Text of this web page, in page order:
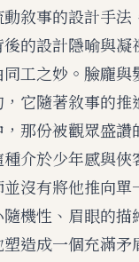
敘事的設計手法
的設計隱喻與凝
工之妙。臉龐與
它隨著敘事的推
那份被觀眾盛讚
介於少年感與俠
沒有將他推向單
機性、眉眼的描
造成一個充滿矛